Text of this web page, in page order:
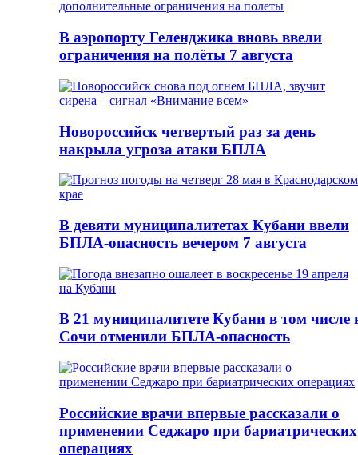
В аэропорту Геленджика вновь ввели
ограничения на полёты 7 августа
Новороссийск четвертый раз за день
накрыла угроза атаки БПЛА
В девяти муниципалитетах Кубани ввели
БПЛА-опасность вечером 7 августа
В 21 муниципалитете Кубани в том числе
Сочи отменили БПЛА-опасность
Российские врачи впервые рассказали о
применении Седжаро при бариатрических
операциях